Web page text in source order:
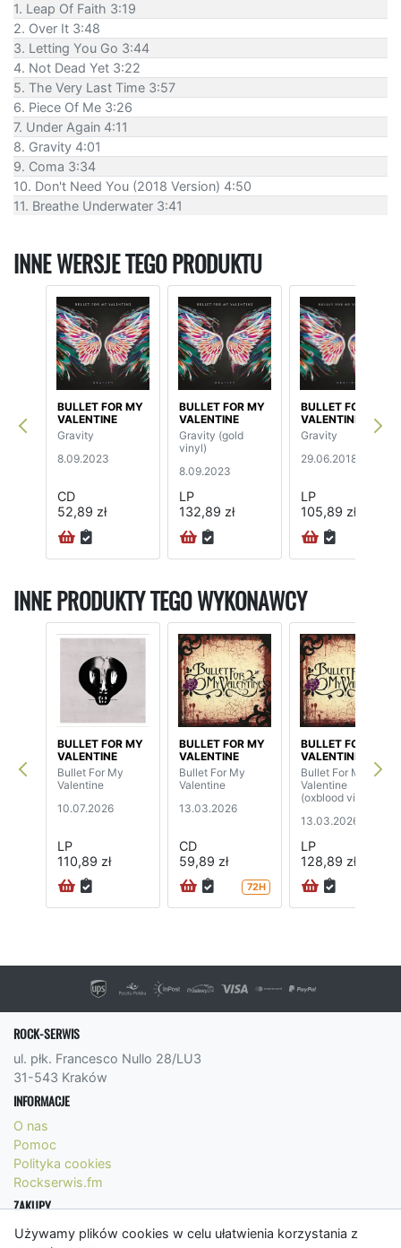
Używamy plików cookies w celu ułatwienia korzystania z
1. Leap Of Faith 3:19
2. Over It 3:48
3. Letting You Go 3:44
4. Not Dead Yet 3:22
5. The Very Last Time 3:57
6. Piece Of Me 3:26
7. Under Again 4:11
8. Gravity 4:01
9. Coma 3:34
10. Don't Need You (2018 Version) 4:50
11. Breathe Underwater 3:41
INNE WERSJE TEGO PRODUKTU
BULLET FOR MY
VALENTINE
Gravity
8.09.2023
CD
52,89 zł
BULLET FOR MY
VALENTINE
Gravity (gold
vinyl)
8.09.2023
LP
132,89 zł
BULLET FOR MY
VALENTINE
Gravity
29.06.2018
LP
105,89 zł
INNE PRODUKTY TEGO WYKONAWCY
BULLET FOR MY
VALENTINE
Bullet For My
Valentine
10.07.2026
LP
110,89 zł
BULLET FOR MY
VALENTINE
Bullet For My
Valentine
13.03.2026
CD
59,89 zł
72H
BULLET FOR MY
VALENTINE
Bullet For My
Valentine
(oxblood vinyl)
13.03.2026
LP
128,89 zł
ROCK-SERWIS
ul. płk. Francesco Nullo 28/LU3
31-543 Kraków
INFORMACJE
O nas
Pomoc
Polityka cookies
Rockserwis.fm
ZAKUPY
Formy płatności